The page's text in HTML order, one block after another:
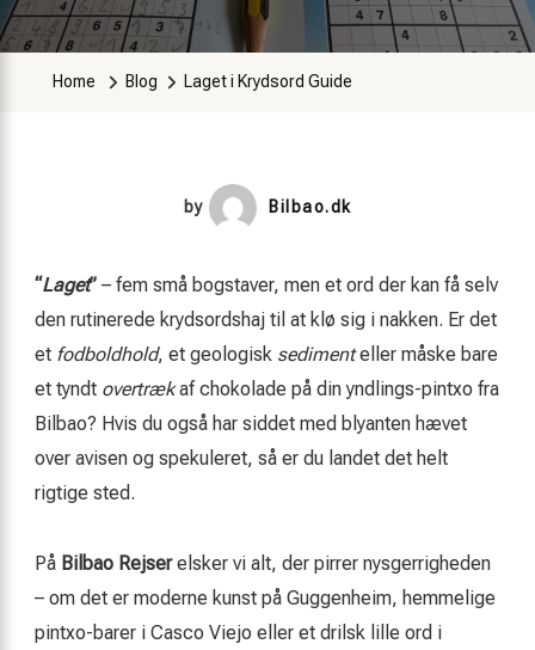
Home Blog Laget i Krydsord Guide
by Bilbao.dk
“Laget” – fem små bogstaver, men et ord der kan få selv
den rutinerede krydsordshaj til at klø sig i nakken. Er det
et fodboldhold, et geologisk sedimenteller måske bare
et tyndt overtrækaf chokolade på din yndlings-pintxo fra
Bilbao? Hvis du også har siddet med blyanten hævet
over avisen og spekuleret, så er du landet det helt
rigtige sted.
På Bilbao Rejserelsker vi alt, der pirrer nysgerrigheden
– om det er moderne kunst på Guggenheim, hemmelige
pintxo-barer i Casco Viejo eller et drilsk lille ord i